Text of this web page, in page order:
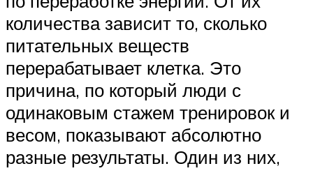
количества зависит то, сколько
питательных веществ
перерабатывает клетка. Это
причина, по который люди с
одинаковым стажем тренировок и
весом, показывают абсолютно
разные результаты. Один из них,